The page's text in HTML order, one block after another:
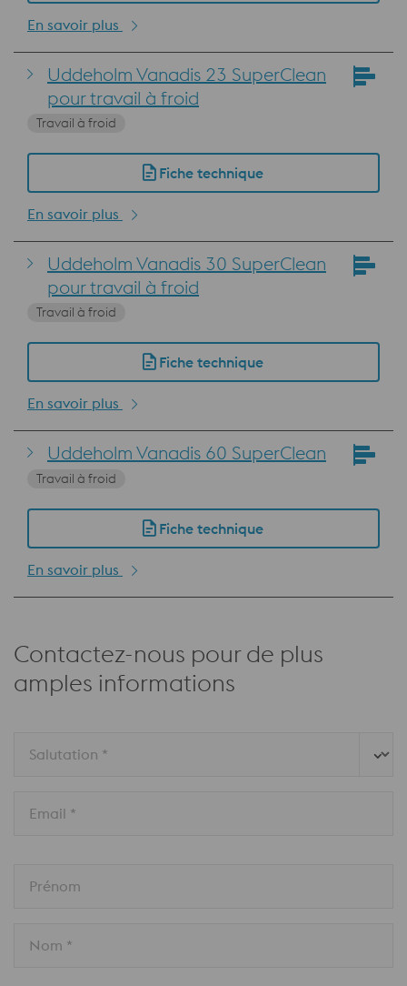
En savoir plus
Uddeholm Vanadis 23 SuperClean
pour travail à froid
Travail à froid
Fiche technique
En savoir plus
Uddeholm Vanadis 30 SuperClean
pour travail à froid
Travail à froid
Fiche technique
En savoir plus
Uddeholm Vanadis 60 SuperClean
Travail à froid
Fiche technique
En savoir plus
Contactez-nous pour de plus
amples informations
Salutation *
Email *
Prénom
Nom *